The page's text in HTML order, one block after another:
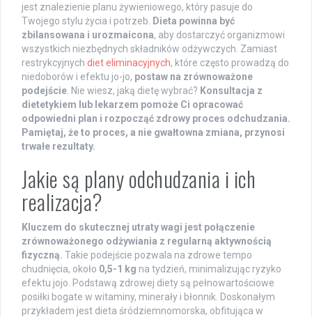
jest znalezienie planu żywieniowego, który pasuje do
Twojego stylu życia i potrzeb.
Dieta powinna być
zbilansowana i urozmaicona, aby dostarczyć organizmowi
wszystkich niezbędnych składników odżywczych. Zamiast
restrykcyjnych diet eliminacyjnych, które często prowadzą do
niedoborów i efektu jo-jo, postaw na zrównoważone
podejście . Nie wiesz, jaką dietę wybrać? Konsultacja z
dietetykiem lub lekarzem pomoże Ci opracować
odpowiedni plan i rozpocząć zdrowy proces odchudzania.
Pamiętaj, że to proces, a nie gwałtowna zmiana, przynosi
trwałe rezultaty.
Jakie są plany odchudzania i ich
realizacja?
Kluczem do skutecznej utraty wagi jest połączenie
zrównoważonego odżywiania z regularną aktywnością
fizyczną. Takie podejście pozwala na zdrowe tempo
chudnięcia, około 0,5-1 kg na tydzień, minimalizując ryzyko
efektu jojo. Podstawą zdrowej diety są pełnowartościowe
posiłki bogate w witaminy, minerały i błonnik. Doskonałym
przykładem jest dieta śródziemnomorska, obfitująca w